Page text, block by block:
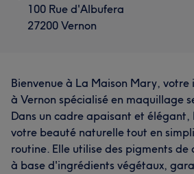
100 Rue d'Albufera
27200 Vernon
Bienvenue à La Maison Mary,
à Vernon spécialisé en maquillage
Dans un cadre apaisant et élégant,
votre beauté naturelle tout en
routine. Elle utilise des pigments
à base d'ingrédients végétaux,